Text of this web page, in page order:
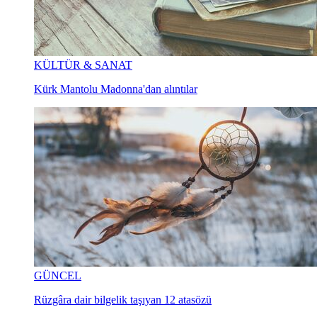
KÜLTÜR & SANAT
Kürk Mantolu Madonna'dan alıntılar
GÜNCEL
Rüzgâra dair bilgelik taşıyan 12 atasözü